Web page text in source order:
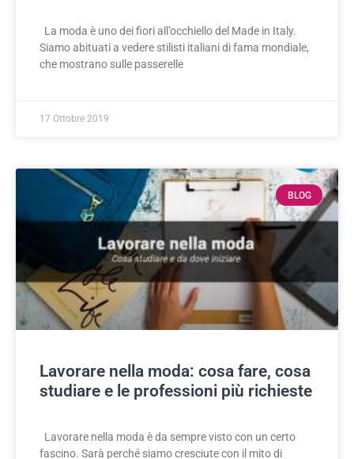
La moda è uno dei fiori all’occhiello del Made in Italy.
Siamo abituati a vedere stilisti italiani di fama mondiale,
che mostrano sulle passerelle
17 Ottobre 2019
BLOG
Lavorare nella moda: cosa fare, cosa
studiare e le professioni più richieste
Lavorare nella moda è da sempre visto con un certo
fascino. Sarà perché siamo cresciute con il mito di